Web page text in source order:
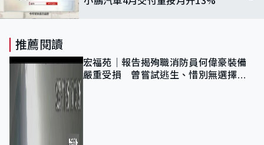
推薦閱讀
宏福苑｜報告揭殉職消防員何偉豪裝備
嚴重受損 曾嘗試逃生、惜別無選擇下